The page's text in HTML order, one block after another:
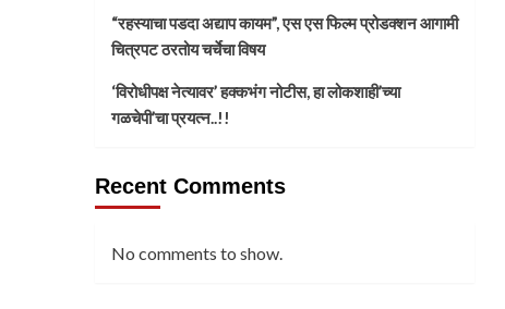
“रहस्याचा पडदा अद्याप कायम”, एस एस फिल्म प्रोडक्शन आगामी
चित्रपट ठरतोय चर्चेचा विषय
‘विरोधीपक्ष नेत्यावर’ हक्कभंग नोटीस, हा लोकशाही’च्या
गळचेपी’चा प्रयत्न..!!
Recent Comments
No comments to show.